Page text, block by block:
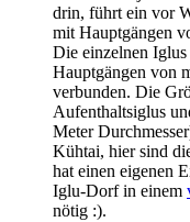
drin, führt ein vor
mit Hauptgängen
Die einzelnen
Hauptgängen von
verbunden. Die
Aufenthaltsiglus
Meter
Kühtai, hier sind
hat einen eigenen
Iglu-Dorf in einem
nötig :).